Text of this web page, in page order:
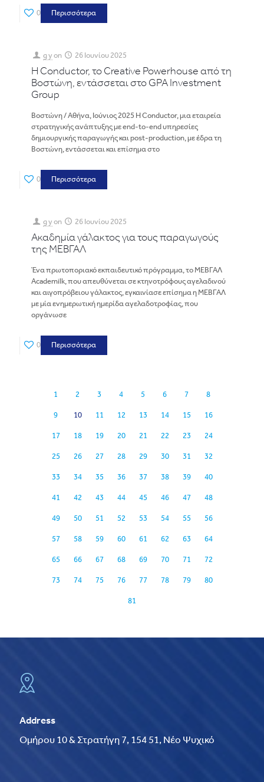
0 Περισσότερα
g y on 26 Ιουνίου 2025
Η Conductor, το Creative Powerhouse από τη
Βοστώνη, εντάσσεται στο GPA Investment
Group
Βοστώνη / Αθήνα, Ιούνιος 2025 Η Conductor, μια εταιρεία
στρατηγικής ανάπτυξης με end-to-end υπηρεσίες
δημιουργικής παραγωγής και post-production, με έδρα τη
Βοστώνη, εντάσσεται και επίσημα στο
0 Περισσότερα
g y on 26 Ιουνίου 2025
Ακαδημία γάλακτος για τους παραγωγούς
της ΜΕΒΓΑΛ
Ένα πρωτοποριακό εκπαιδευτικό πρόγραμμα, το ΜΕΒΓΑΛ
Academilk, που απευθύνεται σε κτηνοτρόφους αγελαδινού
και αιγοπρόβειου γάλακτος, εγκαινίασε επίσημα η ΜΕΒΓΑΛ
με μία ενημερωτική ημερίδα αγελαδοτροφίας, που
οργάνωσε
0 Περισσότερα
1 2 3 4 5 6 7 8
9 10 11 12 13 14 15 16
17 18 19 20 21 22 23 24
25 26 27 28 29 30 31 32
33 34 35 36 37 38 39 40
41 42 43 44 45 46 47 48
49 50 51 52 53 54 55 56
57 58 59 60 61 62 63 64
65 66 67 68 69 70 71 72
73 74 75 76 77 78 79 80
81
Address
Ομήρου 10 & Στρατήγη 7, 154 51, Νέο Ψυχικό